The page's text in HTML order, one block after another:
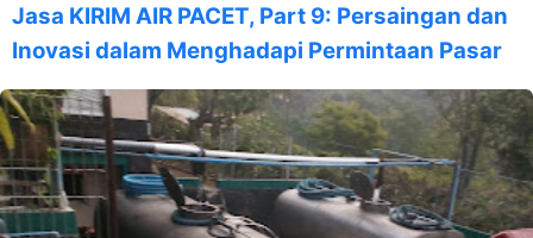
Jasa KIRIM AIR PACET, Part 9: Persaingan dan
Inovasi dalam Menghadapi Permintaan Pasar